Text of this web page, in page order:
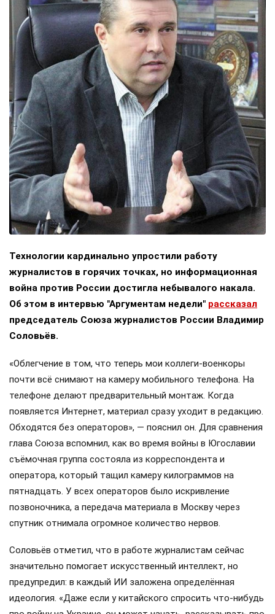
Технологии кардинально упростили работу
журналистов в горячих точках, но информационная
война против России достигла небывалого накала.
Об этом в интервью "Аргументам недели" рассказал
председатель Союза журналистов России Владимир
Соловьёв.
«Облегчение в том, что теперь мои коллеги-военкоры
почти всё снимают на камеру мобильного телефона. На
телефоне делают предварительный монтаж. Когда
появляется Интернет, материал сразу уходит в редакцию.
Обходятся без операторов», — пояснил он. Для сравнения
глава Союза вспомнил, как во время войны в Югославии
съёмочная группа состояла из корреспондента и
оператора, который тащил камеру килограммов на
пятнадцать. У всех операторов было искривление
позвоночника, а передача материала в Москву через
спутник отнимала огромное количество нервов.
Соловьёв отметил, что в работе журналистам сейчас
значительно помогает искусственный интеллект, но
предупредил: в каждый ИИ заложена определённая
идеология. «Даже если у китайского спросить что-нибудь